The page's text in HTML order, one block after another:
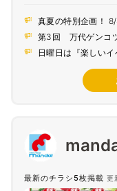
真夏の特別企画！
くとポイント5倍！
第3回 万代ゲンコ
日曜日は『楽しい
最新のチラシ5枚掲載 更